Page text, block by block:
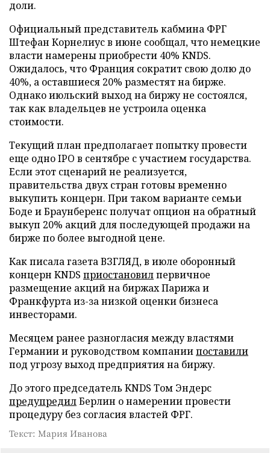
доли.
Официальный представитель кабмина ФРГ
Штефан Корнелиус в июне сообщал, что немецкие
власти намерены приобрести 40% KNDS.
Ожидалось, что Франция сократит свою долю до
40%, а оставшиеся 20% разместят на бирже.
Однако июльский выход на биржу не состоялся,
так как владельцев не устроила оценка
стоимости.
Текущий план предполагает попытку провести
еще одно IPO в сентябре с участием государства.
Если этот сценарий не реализуется,
правительства двух стран готовы временно
выкупить концерн. При таком варианте семьи
Боде и Браунберенс получат опцион на обратный
выкуп 20% акций для последующей продажи на
бирже по более выгодной цене.
Как писала газета ВЗГЛЯД, в июле оборонный
концерн KNDS приостановилпервичное
размещение акций на биржах Парижа и
Франкфурта из-за низкой оценки бизнеса
инвесторами.
Месяцем ранее разногласия между властями
Германии и руководством компаниипоставили
под угрозу выход предприятия на биржу.
До этого председатель KNDS Том Эндерс
предупредилБерлин о намерении провести
процедуру без согласия властей ФРГ.
Текст: Мария Иванова